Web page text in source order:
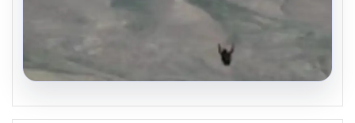
07.08.2026